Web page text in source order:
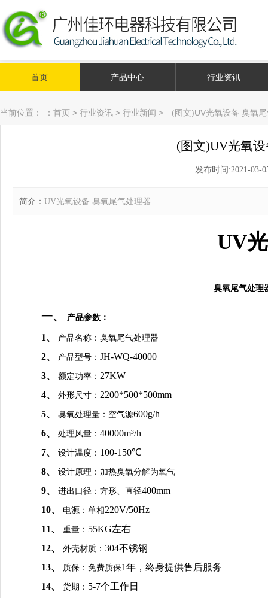
首页 产品中心 行业资讯
当前位置： ： 首页 > 行业资讯 > 行业新闻 > (图文)UV光氧设备 臭氧
(图文)UV光氧
发布时间:2021-03-
简介： UV光氧设备 臭氧尾气处理器
UV
臭氧尾气处理
一、 产品参数：
1、 产品名称：臭氧尾气处理器
2、 产品型号： JH-WQ-40000
3、 额定功率： 27KW
4、 外形尺寸： 2200*500*500mm
5、 臭氧处理量：空气源600g/h
6、 处理风量： 40000m³/h
7、 设计温度： 100-150℃
8、 设计原理：加热臭氧分解为氧气
9、 进出口径：方形、直径400mm
10、
电源：单相 220V/50Hz
11、 重量： 55KG左右
12、 外壳材质： 304不锈钢
13、
质保：免费质保1年，终身提供售后服务
14、 货期： 5-7个工作日